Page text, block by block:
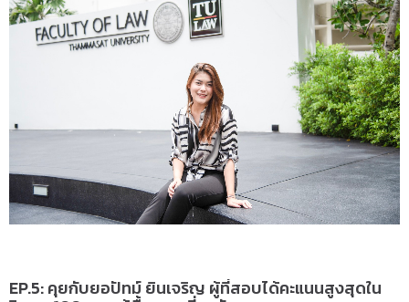
EP.5: คุยกับยอปัทม์ ยินเจริญ ผู้ที่สอบได้คะแนนสูงสุดใน